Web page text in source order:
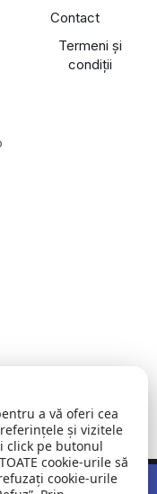
Contact
Termeni și
condiții
SRL
a vă oferi cea
și vizitele
click pe butonul
cookie-urile să
cookie-urile